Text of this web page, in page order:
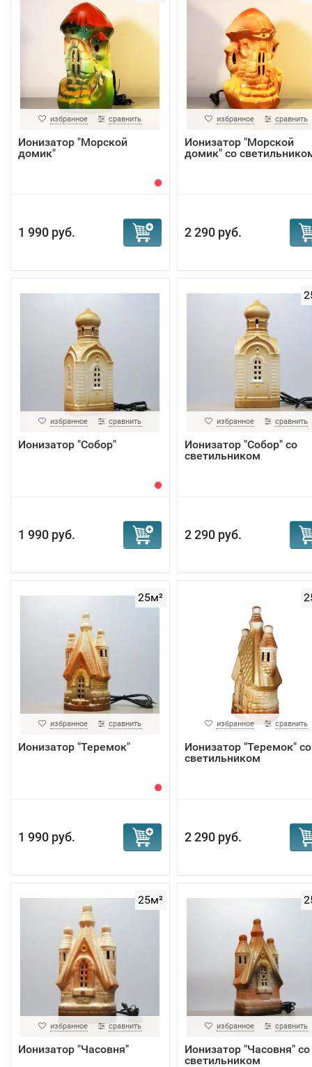
избранное сравнить
Ионизатор "Морской
домик"
1 990 руб.
избранное сравнить
Ионизатор "Морской
домик" со
2 290 руб.
избранное сравнить
Ионизатор "Собор"
1 990 руб.
избранное сравнить
Ионизатор "Собор" со
светильником
2 290 руб.
25м²
избранное сравнить
Ионизатор "Теремок"
1 990 руб.
избранное сравнить
Ионизатор "Теремок" со
светильником
2 290 руб.
25м²
избранное сравнить
Ионизатор "Часовня"
избранное сравнить
Ионизатор "Часовня" со
светильником